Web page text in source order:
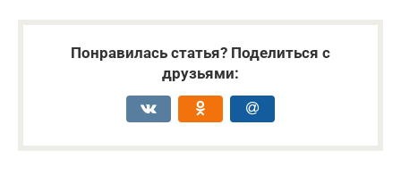
Понравилась статья? Поделиться с
друзьями: